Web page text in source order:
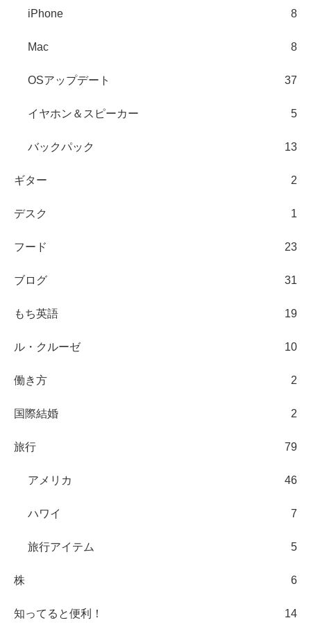
iPhone 8
Mac 8
OSアップデート 37
イヤホン＆スピーカー 5
バックパック 13
ギター 2
デスク 1
フード 23
ブログ 31
もち英語 19
ル・クルーゼ 10
働き方 2
国際結婚 2
旅行 79
アメリカ 46
ハワイ 7
旅行アイテム 5
株 6
知ってると便利！ 14